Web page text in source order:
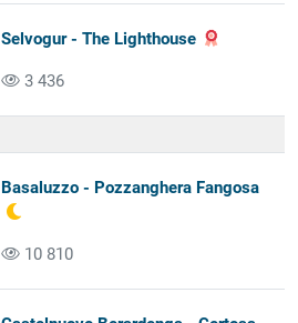
Selvogur - The Lighthouse
3 436
Basaluzzo - Pozzanghera Fangosa
10 810